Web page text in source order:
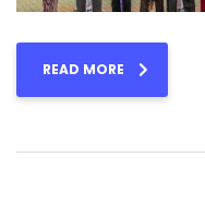
READ MORE